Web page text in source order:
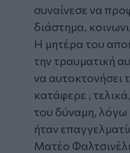
συναίνεσε να
διάστημα,
Η μητέρα του
την τραυματική
να αυτοκτονήσει
κατάφερε ,
του δύναμη, λόγω
ήταν
Ματέο